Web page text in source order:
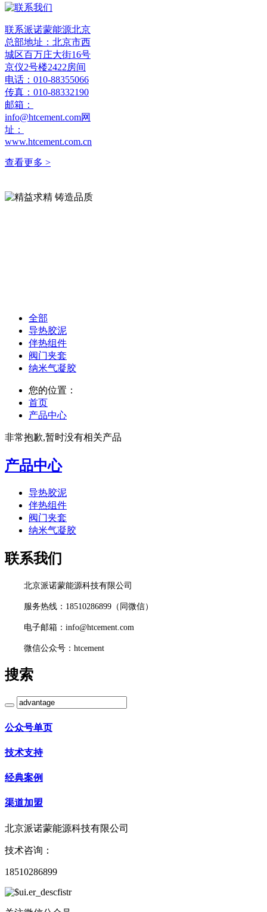
联系派诺蒙能源北京
总部地址：北京市西
城区百万庄大街16号
京仪2号楼2422房间
电话：010-88355066
传真：010-88332190
邮箱：
info@htcement.com网
址：
www.htcement.com.cn
查看更多 >
全部
导热胶泥
伴热组件
阀门夹套
纳米气凝胶
您的位置：
首页
产品中心
非常抱歉,暂时没有相关产品
产品中心
导热胶泥
伴热组件
阀门夹套
纳米气凝胶
联系我们
北京派诺蒙能源科技有限公司
服务热线：18510286899（同微信）
电子邮箱：info@htcement.com
微信公众号：htcement
搜索
公众号单页
技术支持
经典案例
渠道加盟
北京派诺蒙能源科技有限公司
技术咨询：
18510286899